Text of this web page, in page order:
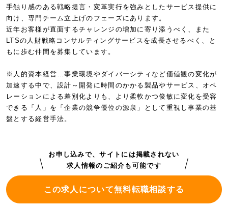
手触り感のある戦略提言・変革実行を強みとしたサービス提供に
向け、専門チーム立上げのフェーズにあります。
近年お客様が直面するチャレンジの増加に寄り添うべく、また
LTSの人財戦略コンサルティングサービスを成長させるべく、と
もに歩む仲間を募集しています。
※人的資本経営…事業環境やダイバーシティなど価値観の変化が
加速する中で、設計～開発に時間のかかる製品やサービス、オペ
レーションによる差別化よりも、より柔軟かつ俊敏に変化を受容
できる「人」を「企業の競争優位の源泉」として重視し事業の基
盤とする経営手法。
お申し込みで、サイトには掲載されない
求人情報のご紹介も可能です
この求人について無料転職相談する